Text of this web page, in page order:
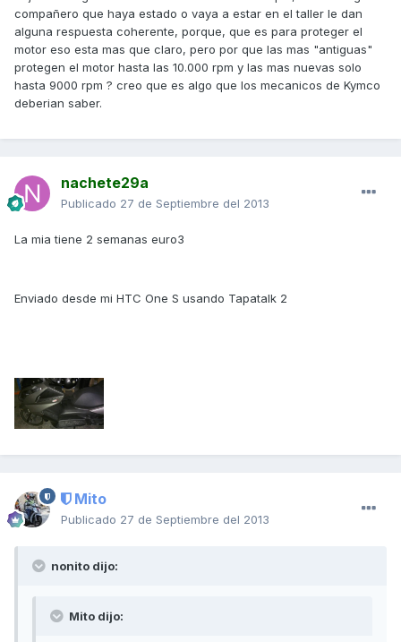
compañero que haya estado o vaya a estar en el taller le dan
alguna respuesta coherente, porque, que es para proteger el
motor eso esta mas que claro, pero por que las mas "antiguas"
protegen el motor hasta las 10.000 rpm y las mas nuevas solo
hasta 9000 rpm ? creo que es algo que los mecanicos de Kymco
deberian saber.
nachete29a
Publicado 27 de Septiembre del 2013
La mia tiene 2 semanas euro3
Enviado desde mi HTC One S usando Tapatalk 2
Mito
Publicado 27 de Septiembre del 2013
nonito dijo:
Mito dijo: